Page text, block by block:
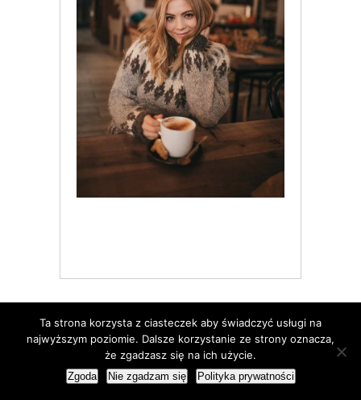
ARCHIWA
Ta strona korzysta z ciasteczek aby świadczyć usługi na
najwyższym poziomie. Dalsze korzystanie ze strony oznacza,
że zgadzasz się na ich użycie.
Zgoda Nie zgadzam się Polityka prywatności